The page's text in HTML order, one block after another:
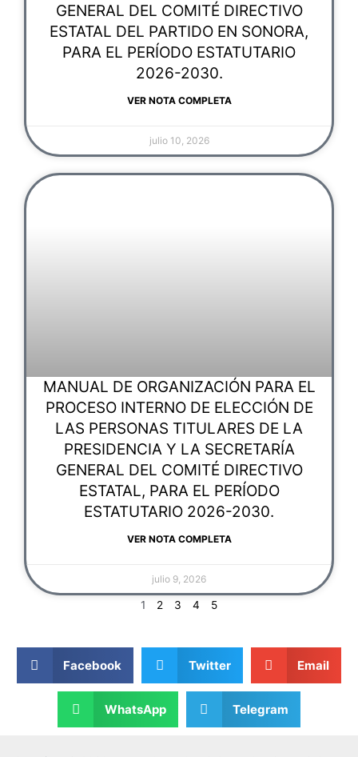
GENERAL DEL COMITÉ DIRECTIVO
ESTATAL DEL PARTIDO EN SONORA,
PARA EL PERÍODO ESTATUTARIO
2026-2030.
VER NOTA COMPLETA
julio 10, 2026
MANUAL DE ORGANIZACIÓN PARA EL
PROCESO INTERNO DE ELECCIÓN DE
LAS PERSONAS TITULARES DE LA
PRESIDENCIA Y LA SECRETARÍA
GENERAL DEL COMITÉ DIRECTIVO
ESTATAL, PARA EL PERÍODO
ESTATUTARIO 2026-2030.
VER NOTA COMPLETA
julio 9, 2026
1 2 3 4 5
Facebook Twitter Email
WhatsApp Telegram